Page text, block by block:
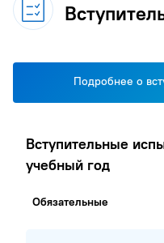
Подробнее о
Вступительные
учебный год
Обязательные